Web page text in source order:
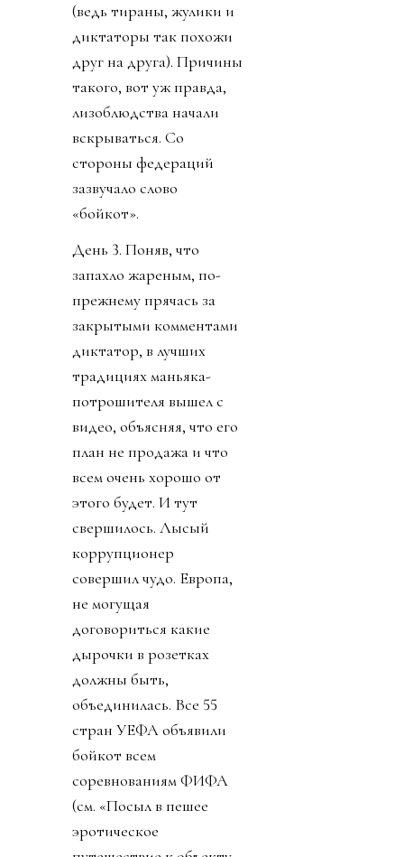
(ведь тираны, жулики и
диктаторы так похожи
друг на друга). Причины
такого, вот уж правда,
лизоблюдства начали
вскрываться. Со
стороны федераций
зазвучало слово
«бойкот».
День 3. Поняв, что
запахло жареным, по-
прежнему прячась за
закрытыми комментами
диктатор, в лучших
традициях маньяка-
потрошителя вышел с
видео, объясняя, что его
план не продажа и что
всем очень хорошо от
этого будет. И тут
свершилось. Лысый
коррупционер
совершил чудо. Европа,
не могущая
договориться какие
дырочки в розетках
должны быть,
объединилась. Все 55
стран УЕФА объявили
бойкот всем
соревнованиям ФИФА
(см. «Посыл в пешее
эротическое